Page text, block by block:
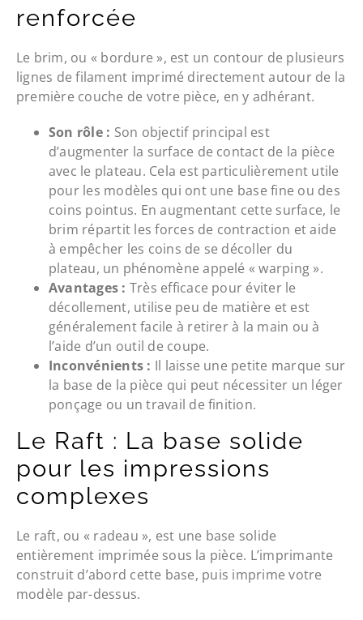
renforcée
Le brim, ou « bordure », est un contour de plusieurs
lignes de filament imprimé directement autour de la
première couche de votre pièce, en y adhérant.
Son rôle : Son objectif principal est
d’augmenter la surface de contact de la pièce
avec le plateau. Cela est particulièrement utile
pour les modèles qui ont une base fine ou des
coins pointus. En augmentant cette surface, le
brim répartit les forces de contraction et aide
à empêcher les coins de se décoller du
plateau, un phénomène appelé « warping ».
Avantages : Très efficace pour éviter le
décollement, utilise peu de matière et est
généralement facile à retirer à la main ou à
l’aide d’un outil de coupe.
Inconvénients : Il laisse une petite marque sur
la base de la pièce qui peut nécessiter un léger
ponçage ou un travail de finition.
Le Raft : La base solide
pour les impressions
complexes
Le raft, ou « radeau », est une base solide
entièrement imprimée sous la pièce. L’imprimante
construit d’abord cette base, puis imprime votre
modèle par-dessus.